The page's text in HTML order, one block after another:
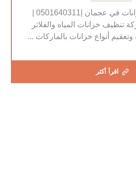
تنظيف خزانات المياه والفلاتر
أنواع خزانات بالماركات ...
اقرأ أكثر